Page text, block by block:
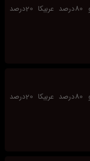
350میلی لیتر,2شات اسپرسو 80درصد عربیکا 20درصد
350میلی لیتر,2شات اسپرسو 80درصد عربیکا 20درصد